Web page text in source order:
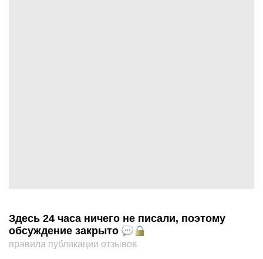
Здесь 24 часа ничего не писали, поэтому
обсуждение закрыто
правила публикации отзывов